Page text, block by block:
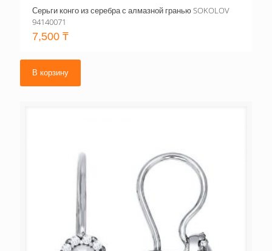
Серьги конго из серебра с алмазной гранью SOKOLOV
94140071
7,500 ₸
В корзину